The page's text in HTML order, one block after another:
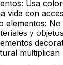
Usa
vida con
elementos:
y
multiplican